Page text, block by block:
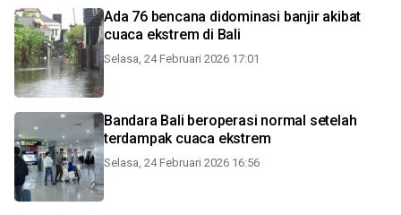
Ada 76 bencana didominasi banjir akibat
cuaca ekstrem di Bali
Selasa, 24 Februari 2026 17:01
Bandara Bali beroperasi normal setelah
terdampak cuaca ekstrem
Selasa, 24 Februari 2026 16:56